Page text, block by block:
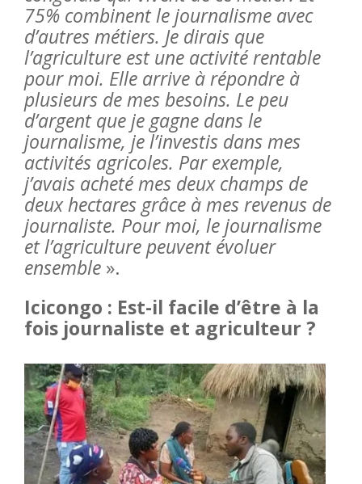
75% combinent le journalisme avec
d’autres métiers. Je dirais que
l’agriculture est une activité rentable
pour moi. Elle arrive à répondre à
plusieurs de mes besoins. Le peu
d’argent que je gagne dans le
journalisme, je l’investis dans mes
activités agricoles. Par exemple,
j’avais acheté mes deux champs de
deux hectares grâce à mes revenus de
journaliste. Pour moi, le journalisme
et l’agriculture peuvent évoluer
ensemble ».
Icicongo : Est-il facile d’être à la
fois journaliste et agriculteur ?